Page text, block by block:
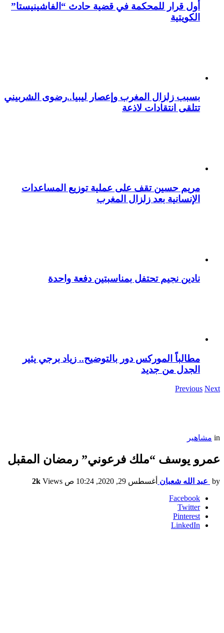
أول قرار للمحكمة في قضية حادث “الفاشينيستا”
الكويتية
بسبب زلزال المغرب وإعصار ليبيا..رضوى الشربيني
تتلقى انتقادات لاذعة
مريم حسين تقف على عملية توزيع المساعدات
الإنسانية بعد زلزال المغرب
نادين نجيم تحتفل بمناسبتين دفعة واحدة
مطالباً الموركس دور بالتوضيح.. زياد برجي يثير
الجدل من جديد
Previous Next
in مشاهير
عمرو يوسف “ملك فرعوني” رمضان المقبل
by عبد الله شعبان أغسطس 29, 2020, 10:24 ص 2k Views
Facebook
Twitter
Pinterest
LinkedIn